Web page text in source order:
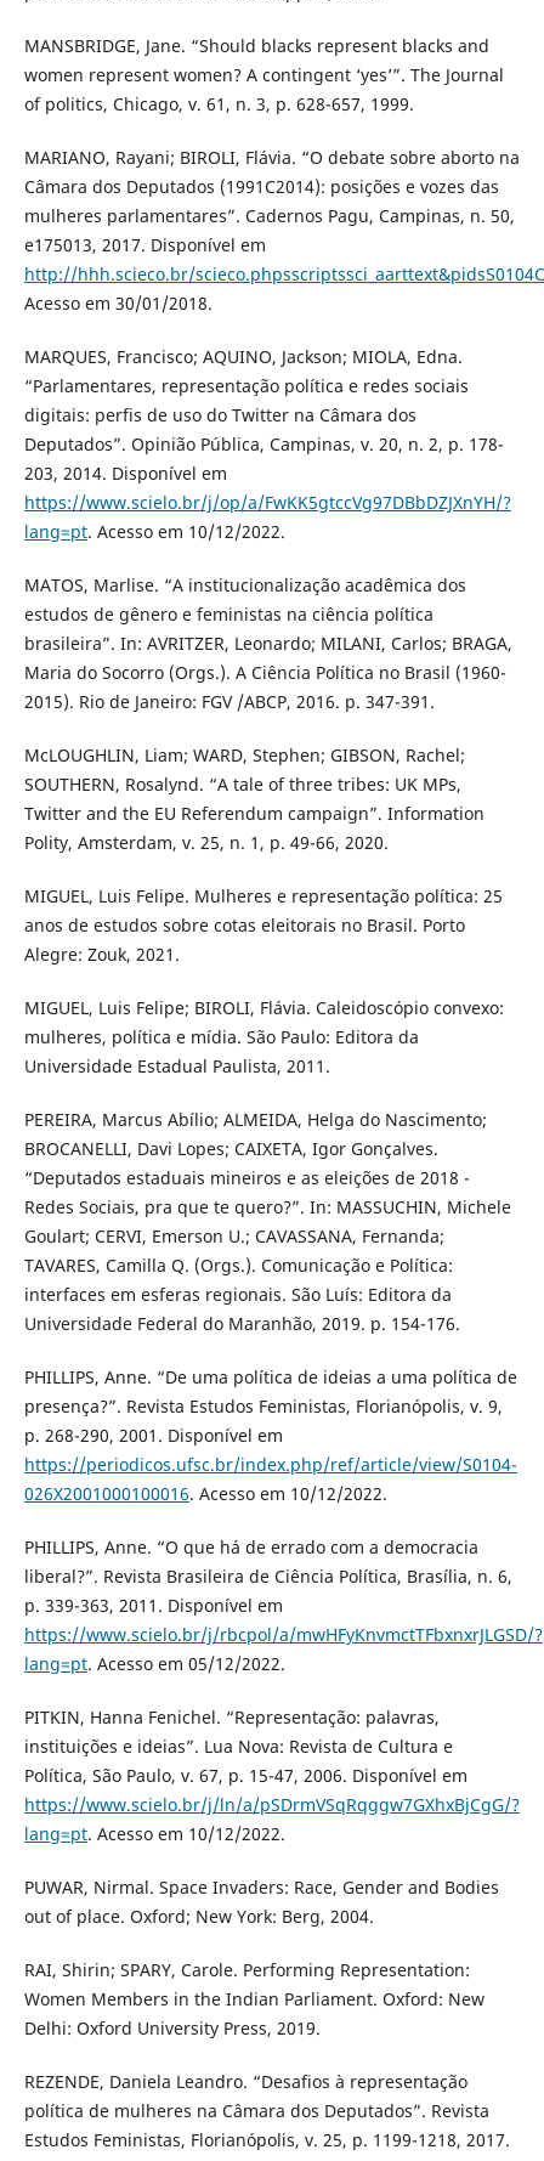
MANSBRIDGE, Jane. “Should blacks represent blacks and
women represent women? A contingent ‘yes’”. The Journal
of politics, Chicago, v. 61, n. 3, p. 628-657, 1999.
MARIANO, Rayani; BIROLI, Flávia. “O debate sobre aborto na
Câmara dos Deputados (1991C2014): posições e vozes das
mulheres parlamentares”. Cadernos Pagu, Campinas, n. 50,
e175013, 2017. Disponível em
http://hhh.scieco.br/
Acesso em 30/01/2018.
MARQUES, Francisco; AQUINO, Jackson; MIOLA, Edna.
“Parlamentares, representação política e redes sociais
digitais: perfis de uso do Twitter na Câmara dos
Deputados”. Opinião Pública, Campinas, v. 20, n. 2, p. 178-
203, 2014. Disponível em
https://www.scielo.br/j/op/a/FwKK5gtccVg97DBbDZJXnYH/?
lang=pt. Acesso em 10/12/2022.
MATOS, Marlise. “A institucionalização acadêmica dos
estudos de gênero e feministas na ciência política
brasileira”. In: AVRITZER, Leonardo; MILANI, Carlos; BRAGA,
Maria do Socorro (Orgs.). A Ciência Política no Brasil (1960-
2015). Rio de Janeiro: FGV /ABCP, 2016. p. 347-391.
McLOUGHLIN, Liam; WARD, Stephen; GIBSON, Rachel;
SOUTHERN, Rosalynd. “A tale of three tribes: UK MPs,
Twitter and the EU Referendum campaign”. Information
Polity, Amsterdam, v. 25, n. 1, p. 49-66, 2020.
MIGUEL, Luis Felipe. Mulheres e representação política: 25
anos de estudos sobre cotas eleitorais no Brasil. Porto
Alegre: Zouk, 2021.
MIGUEL, Luis Felipe; BIROLI, Flávia. Caleidoscópio convexo:
mulheres, política e mídia. São Paulo: Editora da
Universidade Estadual Paulista, 2011.
PEREIRA, Marcus Abílio; ALMEIDA, Helga do Nascimento;
BROCANELLI, Davi Lopes; CAIXETA, Igor Gonçalves.
“Deputados estaduais mineiros e as eleições de 2018 -
Redes Sociais, pra que te quero?”. In: MASSUCHIN, Michele
Goulart; CERVI, Emerson U.; CAVASSANA, Fernanda;
TAVARES, Camilla Q. (Orgs.). Comunicação e Política:
interfaces em esferas regionais. São Luís: Editora da
Universidade Federal do Maranhão, 2019. p. 154-176.
PHILLIPS, Anne. “De uma política de ideias a uma política de
presença?”. Revista Estudos Feministas, Florianópolis, v. 9,
p. 268-290, 2001. Disponível em
https://periodicos.ufsc.br/index.php/ref/article/view/S0104-
026X2001000100016. Acesso em 10/12/2022.
PHILLIPS, Anne. “O que há de errado com a democracia
liberal?”. Revista Brasileira de Ciência Política, Brasília, n. 6,
p. 339-363, 2011. Disponível em
https://www.scielo.br/j/rbcpol/a/mwHFyKnvmctTFbxnxrJLGSD/?
lang=pt. Acesso em 05/12/2022.
PITKIN, Hanna Fenichel. “Representação: palavras,
instituições e ideias”. Lua Nova: Revista de Cultura e
Política, São Paulo, v. 67, p. 15-47, 2006. Disponível em
https://www.scielo.br/j/ln/a/pSDrmVSqRqggw7GXhxBjCgG/?
lang=pt. Acesso em 10/12/2022.
PUWAR, Nirmal. Space Invaders: Race, Gender and Bodies
out of place. Oxford; New York: Berg, 2004.
RAI, Shirin; SPARY, Carole. Performing Representation:
Women Members in the Indian Parliament. Oxford: New
Delhi: Oxford University Press, 2019.
REZENDE, Daniela Leandro. “Desafios à representação
política de mulheres na Câmara dos Deputados”. Revista
Estudos Feministas, Florianópolis, v. 25, p. 1199-1218, 2017.